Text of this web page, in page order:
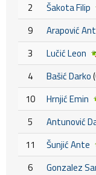
2 Šakota Filip
9 Arapović
3 Lučić Leon
4 Bašić Darko
10 Hrnjić Emin
5
Antunović
11
Šunjić Ante
6 Gonzalez